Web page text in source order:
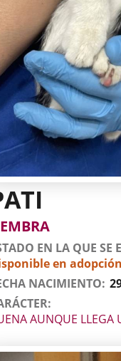
EN LA QUE SE
en adopción
NACIMIENTO
AUNQUE LLEGA